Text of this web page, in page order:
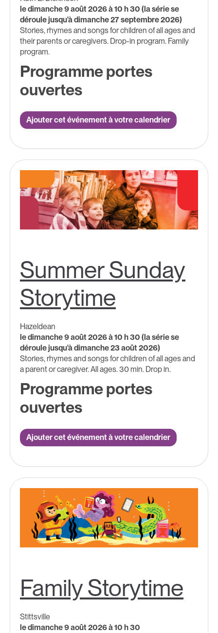
le dimanche 9 août 2026 à 10 h 30 (la série se
déroule jusqu'à dimanche 27 septembre 2026)
Stories, rhymes and songs for children of all ages and
their parents or caregivers. Drop-in program. Family
program.
Programme portes
ouvertes
Ajouter cet événement à votre calendrier
Summer Sunday
Storytime
Hazeldean
le dimanche 9 août 2026 à 10 h 30 (la série se
déroule jusqu'à dimanche 23 août 2026)
Stories, rhymes and songs for children of all ages and
a parent or caregiver. All ages. 30 min. Drop in.
Programme portes
ouvertes
Ajouter cet événement à votre calendrier
Family Storytime
Stittsville
le dimanche 9 août 2026 à 10 h 30